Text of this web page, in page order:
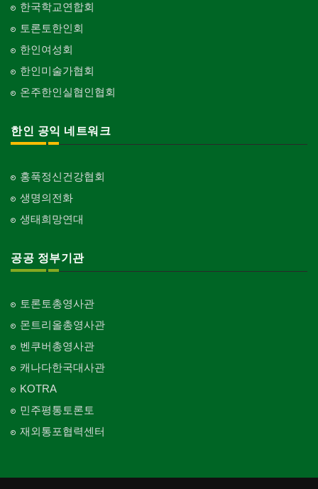
한국학교연합회
토론토한인회
한인여성회
한인미술가협회
온주한인실협인협회
한인 공익 네트워크
홍푹정신건강협회
생명의전화
생태희망연대
공공 정부기관
토론토총영사관
몬트리올총영사관
벤쿠버총영사관
캐나다한국대사관
KOTRA
민주평통토론토
재외통포협력센터